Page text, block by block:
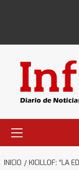
primario
INICIO
KICILLOF: “LA